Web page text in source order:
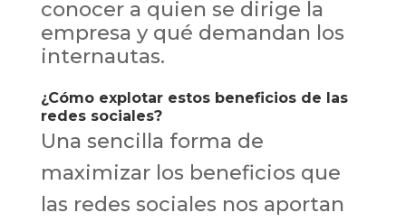
conocer a quien se dirige la
empresa y qué demandan los
internautas.
¿Cómo explotar estos beneficios de las
redes sociales?
Una sencilla forma de
maximizar los beneficios que
las redes sociales nos aportan